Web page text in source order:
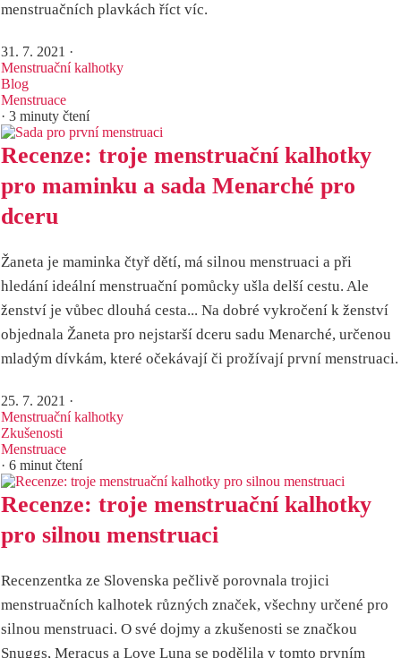
menstruačních plavkách říct víc.
31. 7. 2021 ·
Menstruační kalhotky
Blog
Menstruace
· 3 minuty čtení
Recenze: troje menstruační kalhotky
pro maminku a sada Menarché pro
dceru
Žaneta je maminka čtyř dětí, má silnou menstruaci a při
hledání ideální menstruační pomůcky ušla delší cestu. Ale
ženství je vůbec dlouhá cesta... Na dobré vykročení k ženství
objednala Žaneta pro nejstarší dceru sadu Menarché, určenou
mladým dívkám, které očekávají či prožívají první menstruaci.
25. 7. 2021 ·
Menstruační kalhotky
Zkušenosti
Menstruace
· 6 minut čtení
Recenze: troje menstruační kalhotky
pro silnou menstruaci
Recenzentka ze Slovenska pečlivě porovnala trojici
menstruačních kalhotek různých značek, všechny určené pro
silnou menstruaci. O své dojmy a zkušenosti se značkou
Snuggs, Meracus a Love Luna se podělila v tomto prvním